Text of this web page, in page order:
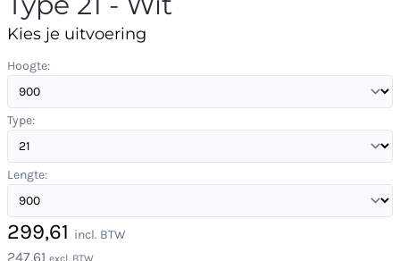
Kies je uitvoering
Hoogte:
Type:
Lengte:
299,61 incl. BTW
247,61 excl. BTW